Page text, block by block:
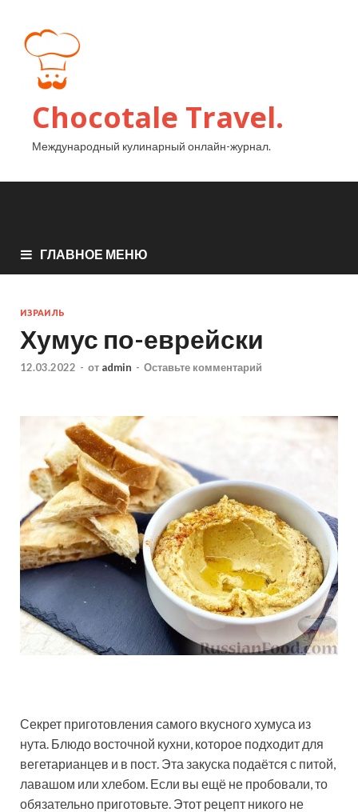
Chocotale Travel.
Международный кулинарный онлайн-журнал.
ГЛАВНОЕ МЕНЮ
ИЗРАИЛЬ
Хумус по-еврейски
12.03.2022 - от admin - Оставьте комментарий
Секрет приготовления самого вкусного хумуса из
нута. Блюдо восточной кухни, которое подходит для
вегетарианцев и в пост. Эта закуска подаётся с питой,
лавашом или хлебом. Если вы ещё не пробовали, то
обязательно приготовьте. Этот рецепт никого не